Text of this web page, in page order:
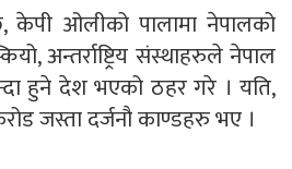
केपी ओलीको पालामा नेपालको
अन्तर्राष्ट्रिय संस्थाहरुले नेपाल
हुने देश भएको ठहर गरे । यति,
जस्ता दर्जनौ काण्डहरु भए ।